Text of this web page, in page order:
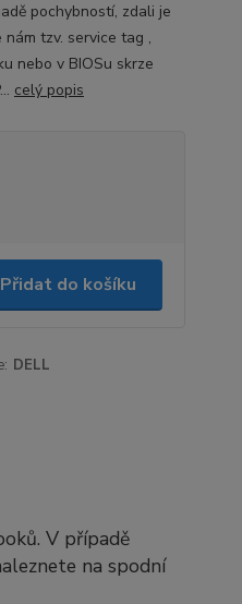
pochybností, zdali je
tzv. service tag ,
nebo v BIOSu skrze
celý popis
Přidat do košíku
DELL
V případě
na spodní